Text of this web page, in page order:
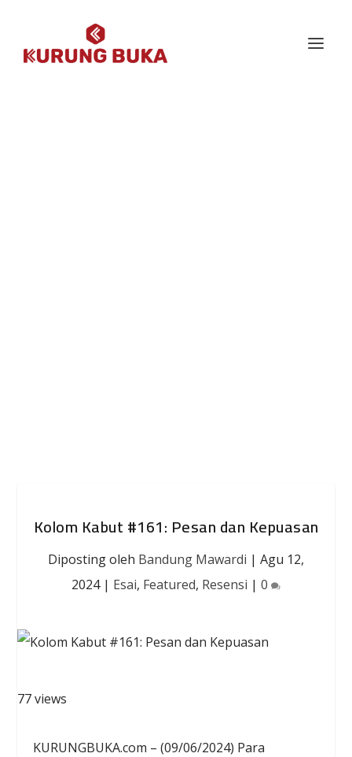
Kolom Kabut #161: Pesan dan Kepuasan
Diposting oleh Bandung Mawardi | Agu 12,
2024| Esai, Featured, Resensi | 0
77 views
KURUNGBUKA.com – (09/06/2024) Para